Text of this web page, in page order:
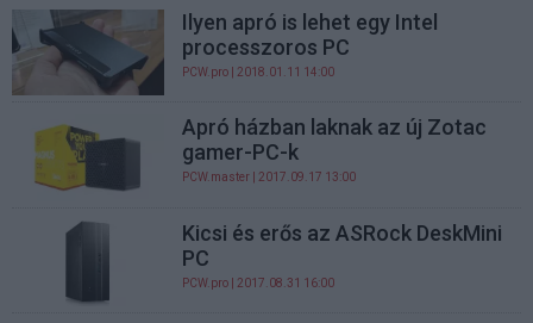
Ilyen apró is lehet egy Intel
processzoros PC
PCW.pro | 2018.01.11 14:00
Apró házban laknak az új Zotac
gamer-PC-k
PCW.master | 2017.09.17 13:00
Kicsi és erős az ASRock DeskMini
PC
PCW.pro | 2017.08.31 16:00